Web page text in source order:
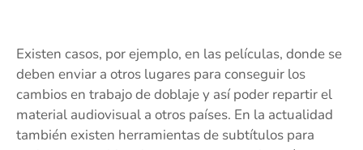
Existen casos, por ejemplo, en las películas, donde se
deben enviar a otros lugares para conseguir los
cambios en trabajo de doblaje y así poder repartir el
material audiovisual a otros países. En la actualidad
también existen herramientas de subtítulos para